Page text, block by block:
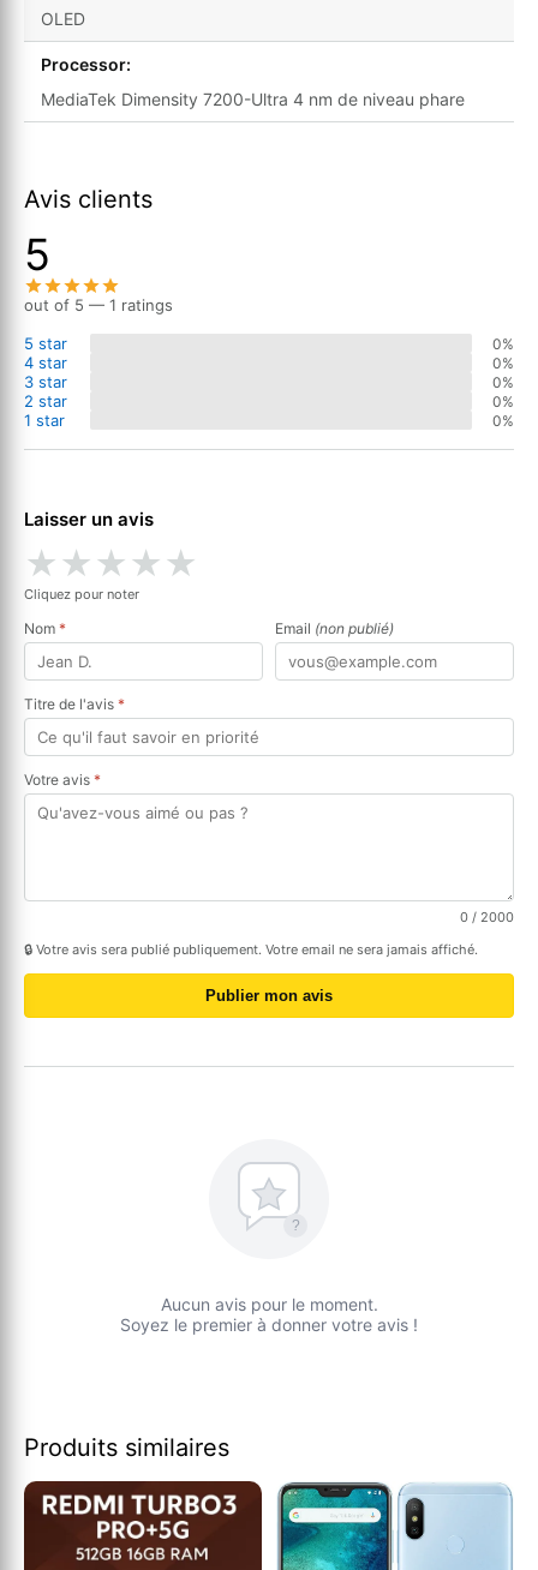
OLED
Processor:
MediaTek Dimensity 7200-Ultra 4 nm de niveau phare
Avis clients
5
out of 5 — 1 ratings
5 star
0%
4 star 0%
3 star 0%
2 star 0%
1 star 0%
Laisser un avis
★★★★★
Cliquez pour noter
Nom * Email (non publié)
Titre de l'avis *
Votre avis *
0 / 2000
🔒 Votre avis sera publié publiquement. Votre email ne sera jamais affiché.
Publier mon avis
?
Aucun avis pour le moment.
Soyez le premier à donner votre avis !
Produits similaires